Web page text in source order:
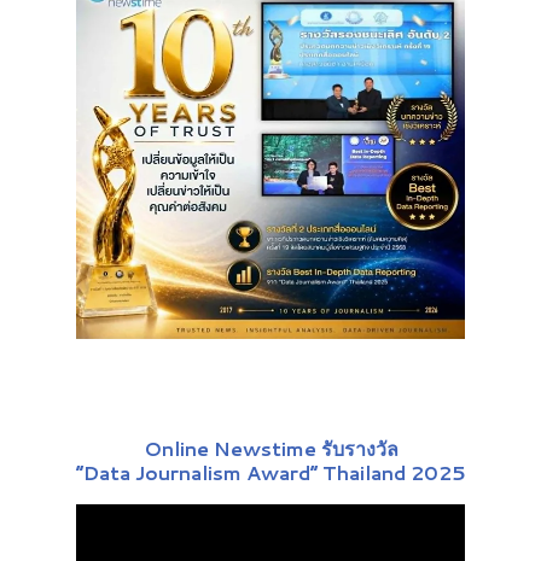
Online Newstime รับรางวัล
“Data Journalism Award” Thailand 2025